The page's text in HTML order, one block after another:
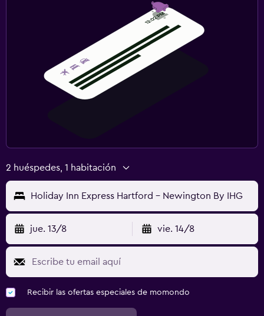
2 huéspedes, 1 habitación
Holiday Inn Express Hartford - Newington By IHG
jue. 13/8 vie. 14/8
Recibir las ofertas especiales de momondo